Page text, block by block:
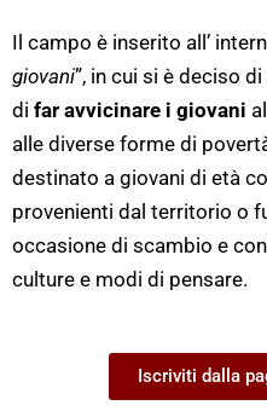
Il campo è inserito all’
giovani”, in cui si è deciso
di far avvicinare i giovani
alle diverse forme di
destinato a giovani di età
provenienti dal territorio o
occasione di scambio e
culture e modi di pensare.
Iscriviti dalla